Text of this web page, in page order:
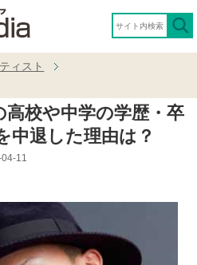
ィスト
校や中学の学歴・卒
中退した理由は？
11